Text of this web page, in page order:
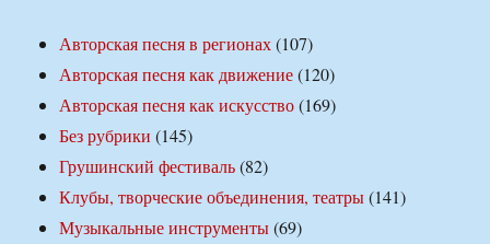
Авторская песня в регионах(107)
Авторская песня как движение(120)
Авторская песня как искусство(169)
Без рубрики (145)
Грушинский фестиваль(82)
Клубы, творческие объединения, театры(141)
Музыкальные инструменты(69)